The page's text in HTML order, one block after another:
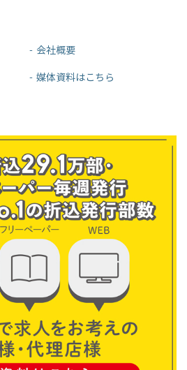
会社概要
媒体資料はこちら